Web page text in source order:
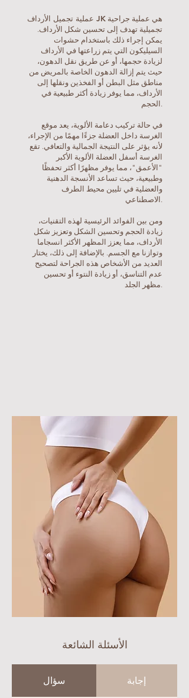
عملية تجميل الأرداف JK
تجميلية تهدف إلى تحسين شكل الأرداف.
يمكن إجراء ذلك باستخدام حشوات
السيليكون التي يتم زراعتها في الأرداف
لزيادة حجمها، أو عن طريق نقل الدهون،
حيث يتم إزالة الدهون الخاصة بالمريض من
مناطق مثل البطن أو الفخذين ونقلها إلى
الأرداف، مما يوفر زيادة أكثر طبيعية في
الحجم.
في حالة تركيب دعامة الألوية، يعد موقع
الغرسة داخل العضلة جزءًا مهمًا من الإجراء،
لأنه يؤثر على النتيجة الجمالية والتعافي. تقع
الغرسة أسفل العضلة الألوية الأكبر
"الأعمق"، مما يوفر مظهرًا أكثر تحفظًا
وطبيعية، حيث تساعد الأنسجة الدهنية
والعضلية في تليين محيط الطرف
الاصطناعي.
ومن بين الفوائد الرئيسية لهذه التقنيات،
زيادة الحجم وتحسين الشكل وتعزيز شكل
الأرداف، مما يعزز المظهر الأكثر انسجاما
وتوازنا مع الجسم. بالإضافة إلى ذلك، يختار
العديد من الأشخاص هذه الجراحة لتصحيح
عدم التناسق، أو زيادة النتوء أو تحسين
مظهر الجلد.
الأسئلة الشائعة
سؤال إجابة